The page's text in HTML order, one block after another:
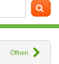
Öffnen